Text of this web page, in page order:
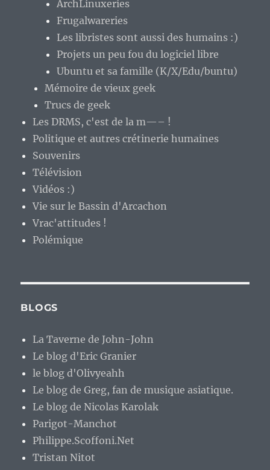
ArchLinuxeries
Frugalwareries
Les libristes sont aussi des humains :)
Projets un peu fou du logiciel libre
Ubuntu et sa famille (K/X/Edu/buntu)
Mémoire de vieux geek
Trucs de geek
Les DRMS, c'est de la m—– !
Politique et autres crétinerie humaines
Souvenirs
Télévision
Vidéos :)
Vie sur le Bassin d'Arcachon
Vrac'attitudes !
Polémique
BLOGS
La Taverne de John-John
Le blog d'Eric Granier
le blog d'Olivyeahh
Le blog de Greg, fan de musique asiatique.
Le blog de Nicolas Karolak
Parigot-Manchot
Philippe.Scoffoni.Net
Tristan Nitot